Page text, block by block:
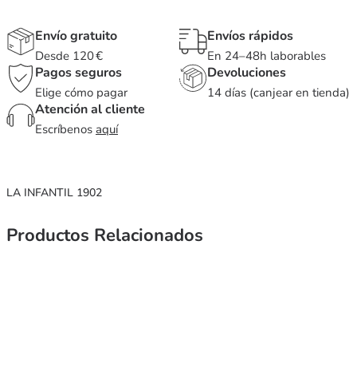
Envío gratuito
Desde 120 €
Envíos rápidos
En 24–48h laborables
Pagos seguros
Elige cómo pagar
Devoluciones
14 días (canjear en tienda)
Atención al cliente
Escríbenos aquí
LA INFANTIL 1902
Productos Relacionados